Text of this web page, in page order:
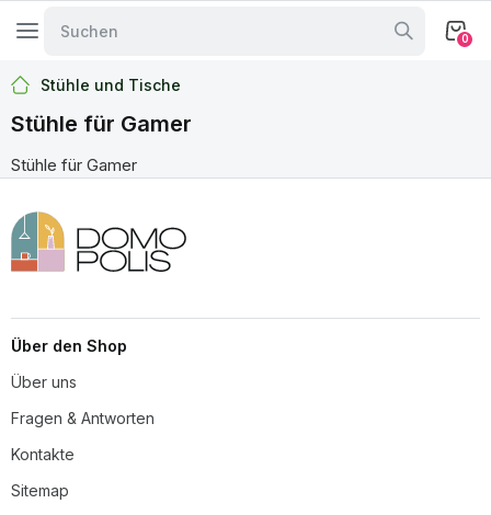
0
Stühle und Tische
Stühle für Gamer
Stühle für Gamer
Über den Shop
Über uns
Fragen & Antworten
Kontakte
Sitemap